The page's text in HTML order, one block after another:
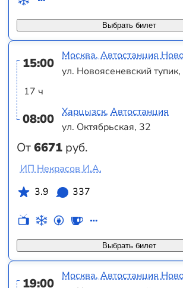
Выбрать билет
15:00
17 ч
08:00
От6671 руб.
Москва, Автостанция
ул. Новоясеневский
Харцызск, Автостанция
ул. Октябрьская, 32
Выбрать билет
ИП Некрасов И.А.
3.9
337
19:00
Москва, Автостанция